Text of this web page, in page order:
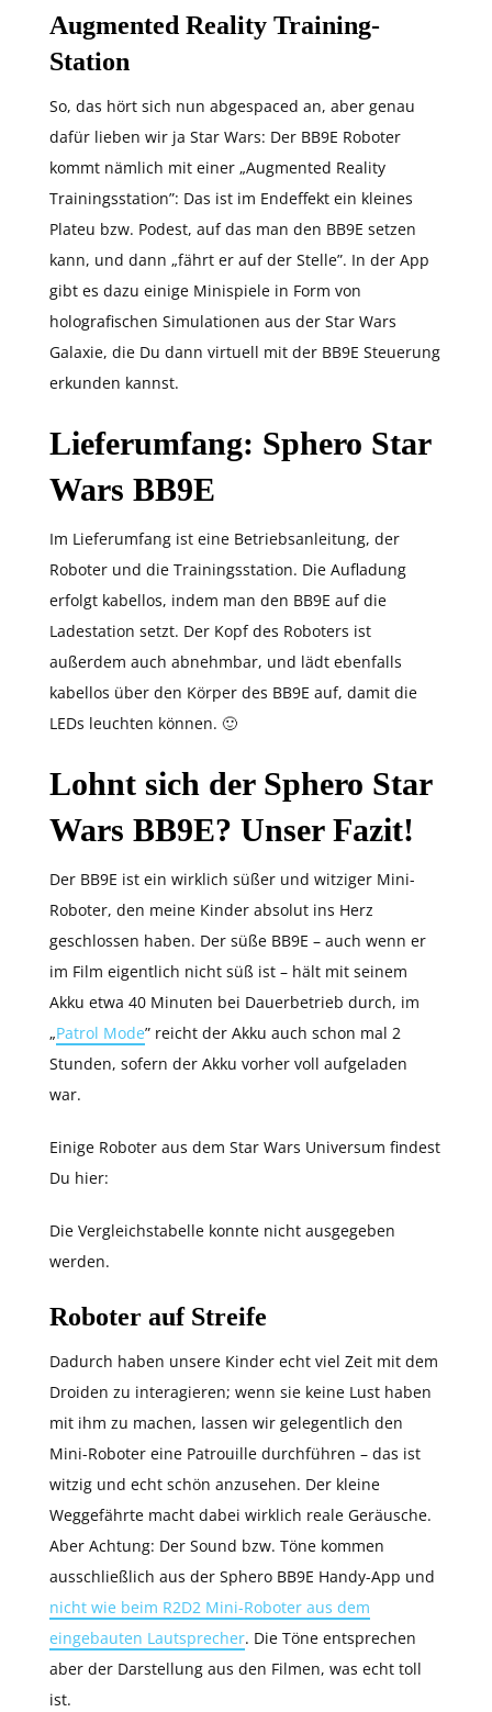
Augmented Reality Training-
Station
So, das hört sich nun abgespaced an, aber genau
dafür lieben wir ja Star Wars: Der BB9E Roboter
kommt nämlich mit einer „Augmented Reality
Trainingsstation”: Das ist im Endeffekt ein kleines
Plateu bzw. Podest, auf das man den BB9E setzen
kann, und dann „fährt er auf der Stelle”. In der App
gibt es dazu einige Minispiele in Form von
holografischen Simulationen aus der Star Wars
Galaxie, die Du dann virtuell mit der BB9E Steuerung
erkunden kannst.
Lieferumfang: Sphero Star
Wars BB9E
Im Lieferumfang ist eine Betriebsanleitung, der
Roboter und die Trainingsstation. Die Aufladung
erfolgt kabellos, indem man den BB9E auf die
Ladestation setzt. Der Kopf des Roboters ist
außerdem auch abnehmbar, und lädt ebenfalls
kabellos über den Körper des BB9E auf, damit die
LEDs leuchten können. 🙂
Lohnt sich der Sphero Star
Wars BB9E? Unser Fazit!
Der BB9E ist ein wirklich süßer und witziger Mini-
Roboter, den meine Kinder absolut ins Herz
geschlossen haben. Der süße BB9E – auch wenn er
im Film eigentlich nicht süß ist – hält mit seinem
Akku etwa 40 Minuten bei Dauerbetrieb durch, im
„Patrol Mode” reicht der Akku auch schon mal 2
Stunden, sofern der Akku vorher voll aufgeladen
war.
Einige Roboter aus dem Star Wars Universum findest
Du hier:
Die Vergleichstabelle konnte nicht ausgegeben
werden.
Roboter auf Streife
Dadurch haben unsere Kinder echt viel Zeit mit dem
Droiden zu interagieren; wenn sie keine Lust haben
mit ihm zu machen, lassen wir gelegentlich den
Mini-Roboter eine Patrouille durchführen – das ist
witzig und echt schön anzusehen. Der kleine
Weggefährte macht dabei wirklich reale Geräusche.
Aber Achtung: Der Sound bzw. Töne kommen
ausschließlich aus der Sphero BB9E Handy-App und
nicht wie beim R2D2 Mini-Roboter aus dem
eingebauten Lautsprecher. Die Töne entsprechen
aber der Darstellung aus den Filmen, was echt toll
ist.